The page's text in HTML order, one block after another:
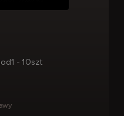
- 10szt